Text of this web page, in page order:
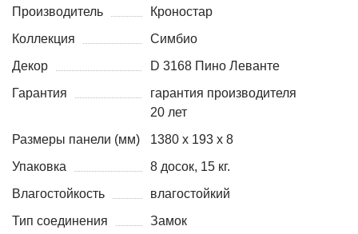
Производитель
Кроностар
Коллекция
Симбио
Декор
D 3168 Пино Леванте
Гарантия
гарантия производителя
20 лет
Размеры панели (мм)
1380 х 193 х 8
Упаковка
8 досок, 15 кг.
Влагостойкость
влагостойкий
Тип соединения
Замок